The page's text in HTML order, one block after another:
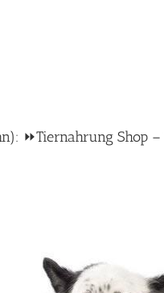
⏩Tiernahrung Shop